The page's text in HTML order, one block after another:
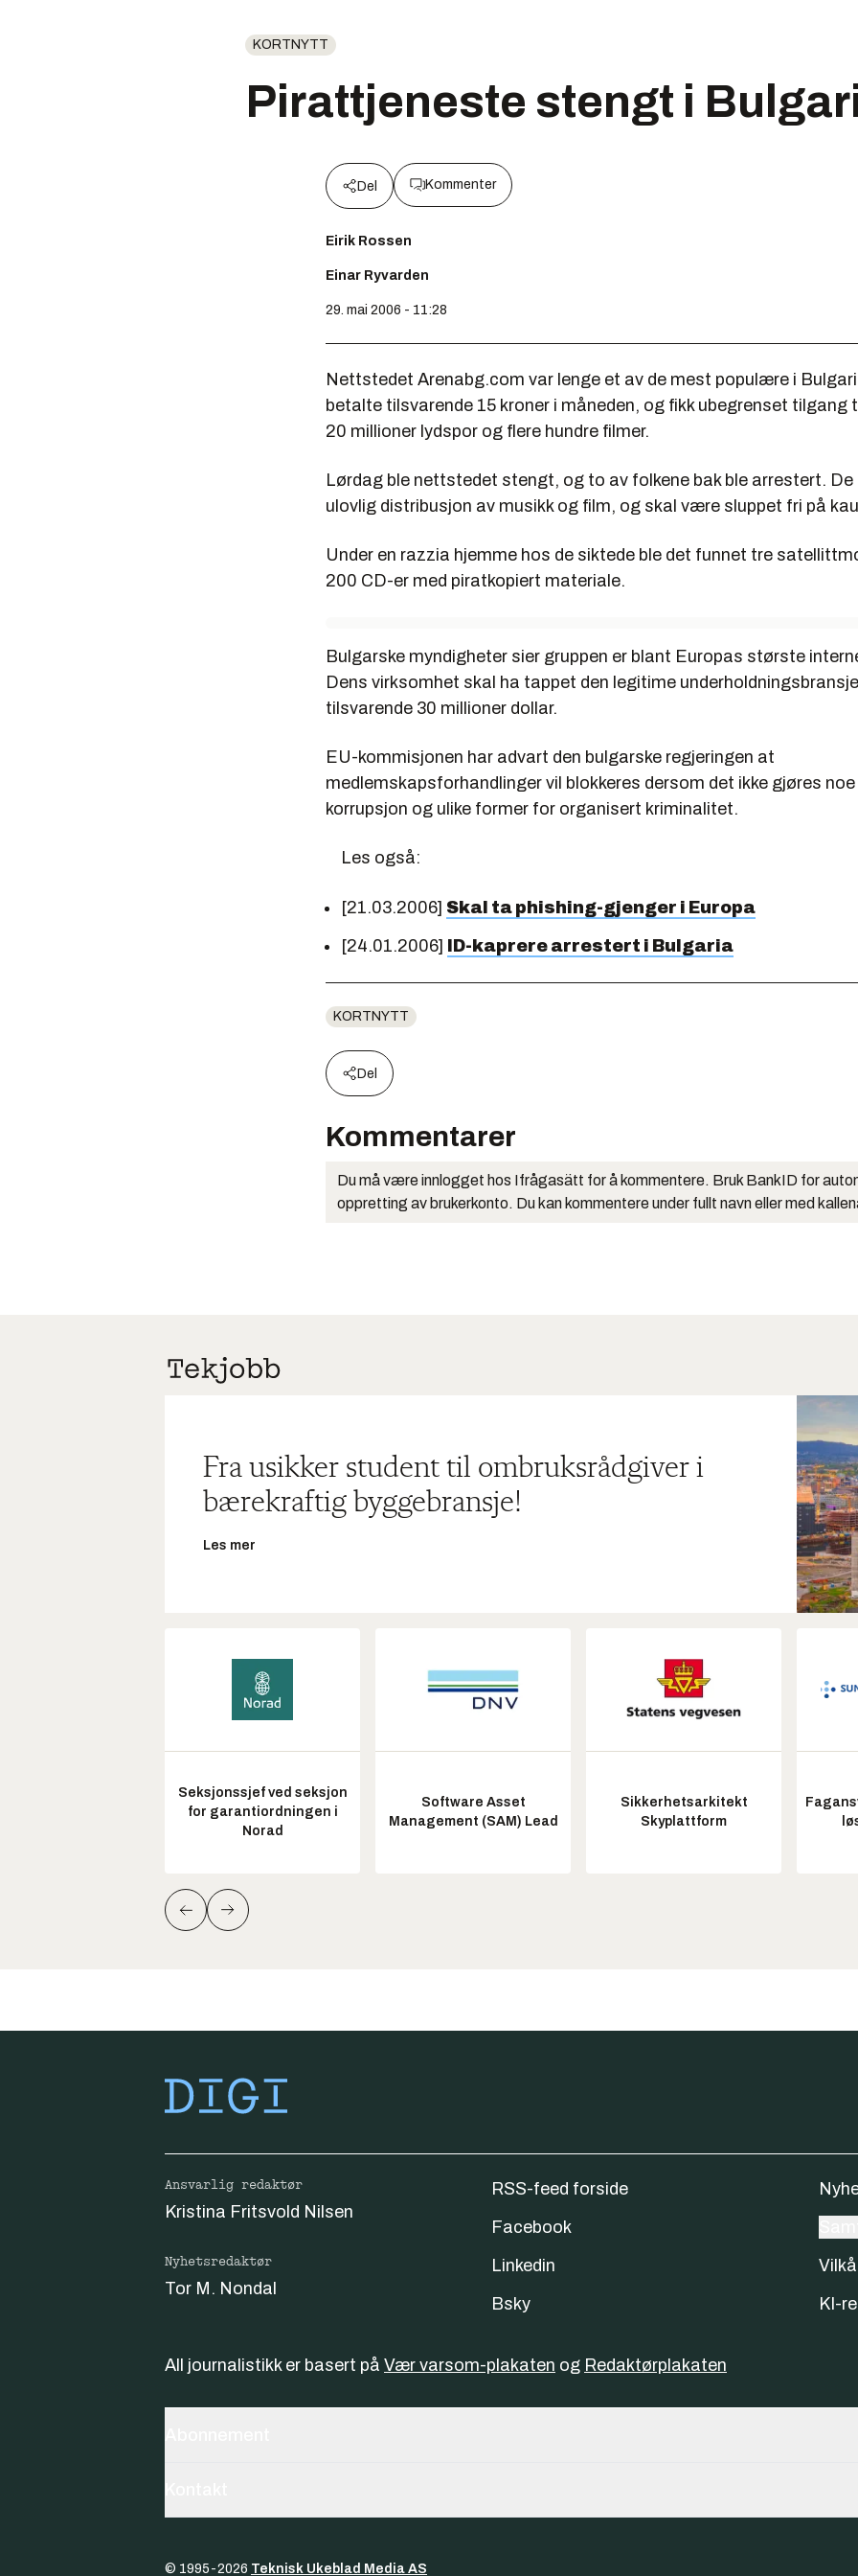
KORTNYTT
Pirattjeneste stengt i
Del Kommenter
Eirik Rossen
Einar Ryvarden
29. mai 2006 - 11:28
Nettstedet Arenabg.com var lenge et av de mest populære i
betalte tilsvarende 15 kroner i måneden, og fikk ubegrenset tilgang
20 millioner lydspor og flere hundre filmer.
Lørdag ble nettstedet stengt, og to av folkene bak ble arrestert.
ulovlig distribusjon av musikk og film, og skal være sluppet fri på
Under en razzia hjemme hos de siktede ble det funnet tre
200 CD-er med piratkopiert materiale.
Bulgarske myndigheter sier gruppen er blant Europas største
Dens virksomhet skal ha tappet den legitime
tilsvarende 30 millioner dollar.
EU-kommisjonen har advart den bulgarske regjeringen at
medlemskapsforhandlinger vil blokkeres dersom det ikke gjøres
korrupsjon og ulike former for organisert kriminalitet.
Les også:
[21.03.2006] Skal ta phishing-gjenger i Europa
[24.01.2006]
ID-kaprere arrestert i Bulgaria
KORTNYTT
Del
Kommentarer
Du må være innlogget hos Ifrågasätt for å kommentere. Bruk BankID for
oppretting av brukerkonto. Du kan kommentere under fullt navn eller med
Fra usikker student til ombruksrådgiver i
bærekraftig byggebransje!
Les mer
Seksjonssjef ved seksjon
for garantiordningen i
Norad
Software Asset
Management (SAM) Lead
Sikkerhetsarkitekt
Skyplattform
Ansvarlig redaktør
Kristina Fritsvold Nilsen
Nyhetsredaktør
Tor M. Nondal
RSS-feed forside
Facebook
Linkedin
Bsky
KI-
All journalistikk er basert på Vær varsom-plakaten og Redaktørplakaten
© 1995-2026 Teknisk Ukeblad Media AS